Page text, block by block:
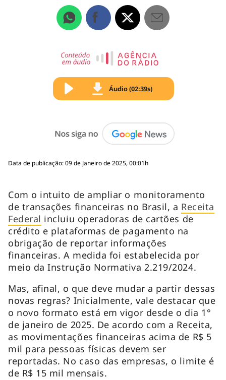
Áudio (02:39s)
Data de publicação: 09 de Janeiro de 2025, 00:01h
Com o intuito de ampliar o monitoramento
de transações financeiras no Brasil, a Receita
Federal incluiu operadoras de cartões de
crédito e plataformas de pagamento na
obrigação de reportar informações
financeiras. A medida foi estabelecida por
meio da Instrução Normativa 2.219/2024.
Mas, afinal, o que deve mudar a partir dessas
novas regras? Inicialmente, vale destacar que
o novo formato está em vigor desde o dia 1°
de janeiro de 2025. De acordo com a Receita,
as movimentações financeiras acima de R$ 5
mil para pessoas físicas devem ser
reportadas. No caso das empresas, o limite é
de R$ 15 mil mensais.